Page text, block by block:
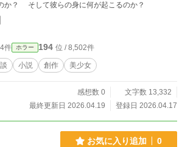
か？ そして彼らの身に何が起こるのか？
件 ホラー 194 位 / 8,502件
小説 創作 美少女
感想数 0
文字数 13,332
最終更新日 2026.04.19
登録日 2026.04.17
お気に入り追加 0